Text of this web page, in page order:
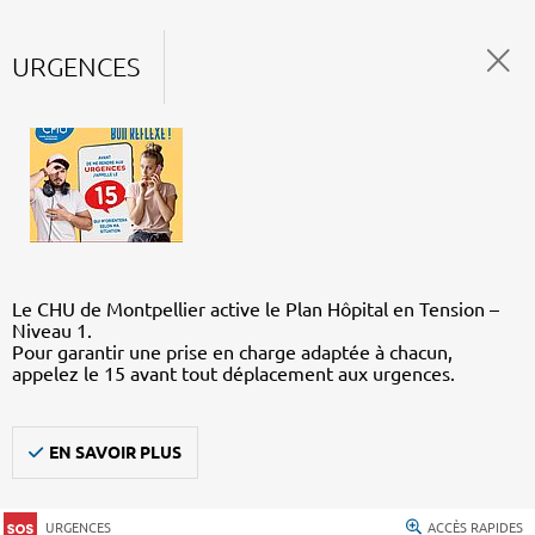
URGENCES
Le CHU de Montpellier active le Plan Hôpital en Tension –
Niveau 1.
Pour garantir une prise en charge adaptée à chacun,
appelez le 15 avant tout déplacement aux urgences.
EN SAVOIR PLUS
URGENCES ACCÈS RAPIDES